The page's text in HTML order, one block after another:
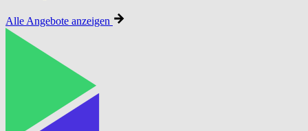
Alle Angebote anzeigen